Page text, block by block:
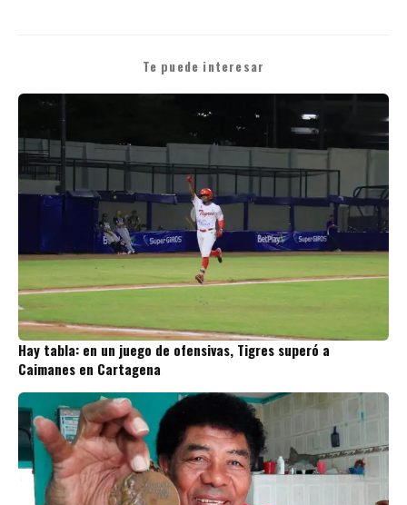
Te puede interesar
Hay tabla: en un juego de ofensivas, Tigres superó a
Caimanes en Cartagena